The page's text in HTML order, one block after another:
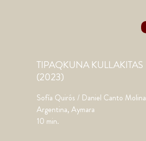
TIPAQKUNA KULLAKITAS
(2023)
Sofía Quirós / Daniel Canto Molina
Argentina, Aymara
10 min.